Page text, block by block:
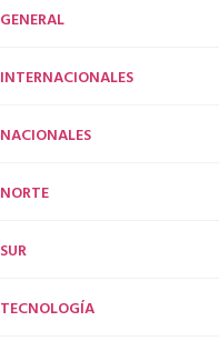
GENERAL
INTERNACIONALES
NACIONALES
NORTE
SUR
TECNOLOGÍA